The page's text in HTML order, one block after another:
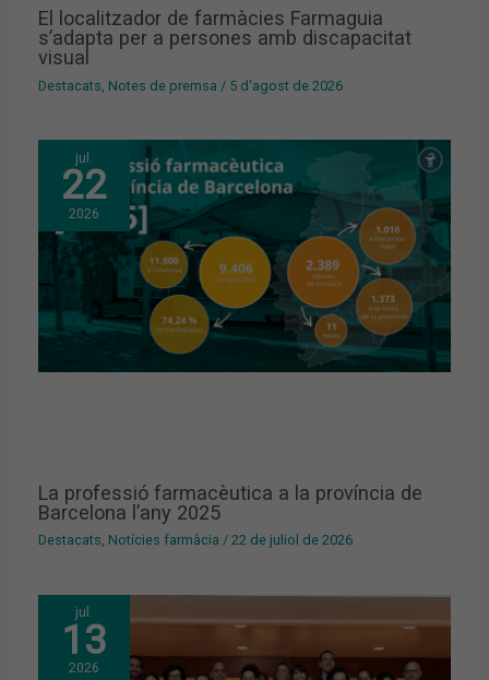
El localitzador de farmàcies Farmaguia
s’adapta per a persones amb discapacitat
visual
Destacats Notes de premsa / 5 d'agost de 2026
jul.
22
2026
La professió farmacèutica a la província de
Barcelona l’any 2025
Destacats, Notícies farmàcia /22 de juliol de 2026
jul.
13
2026